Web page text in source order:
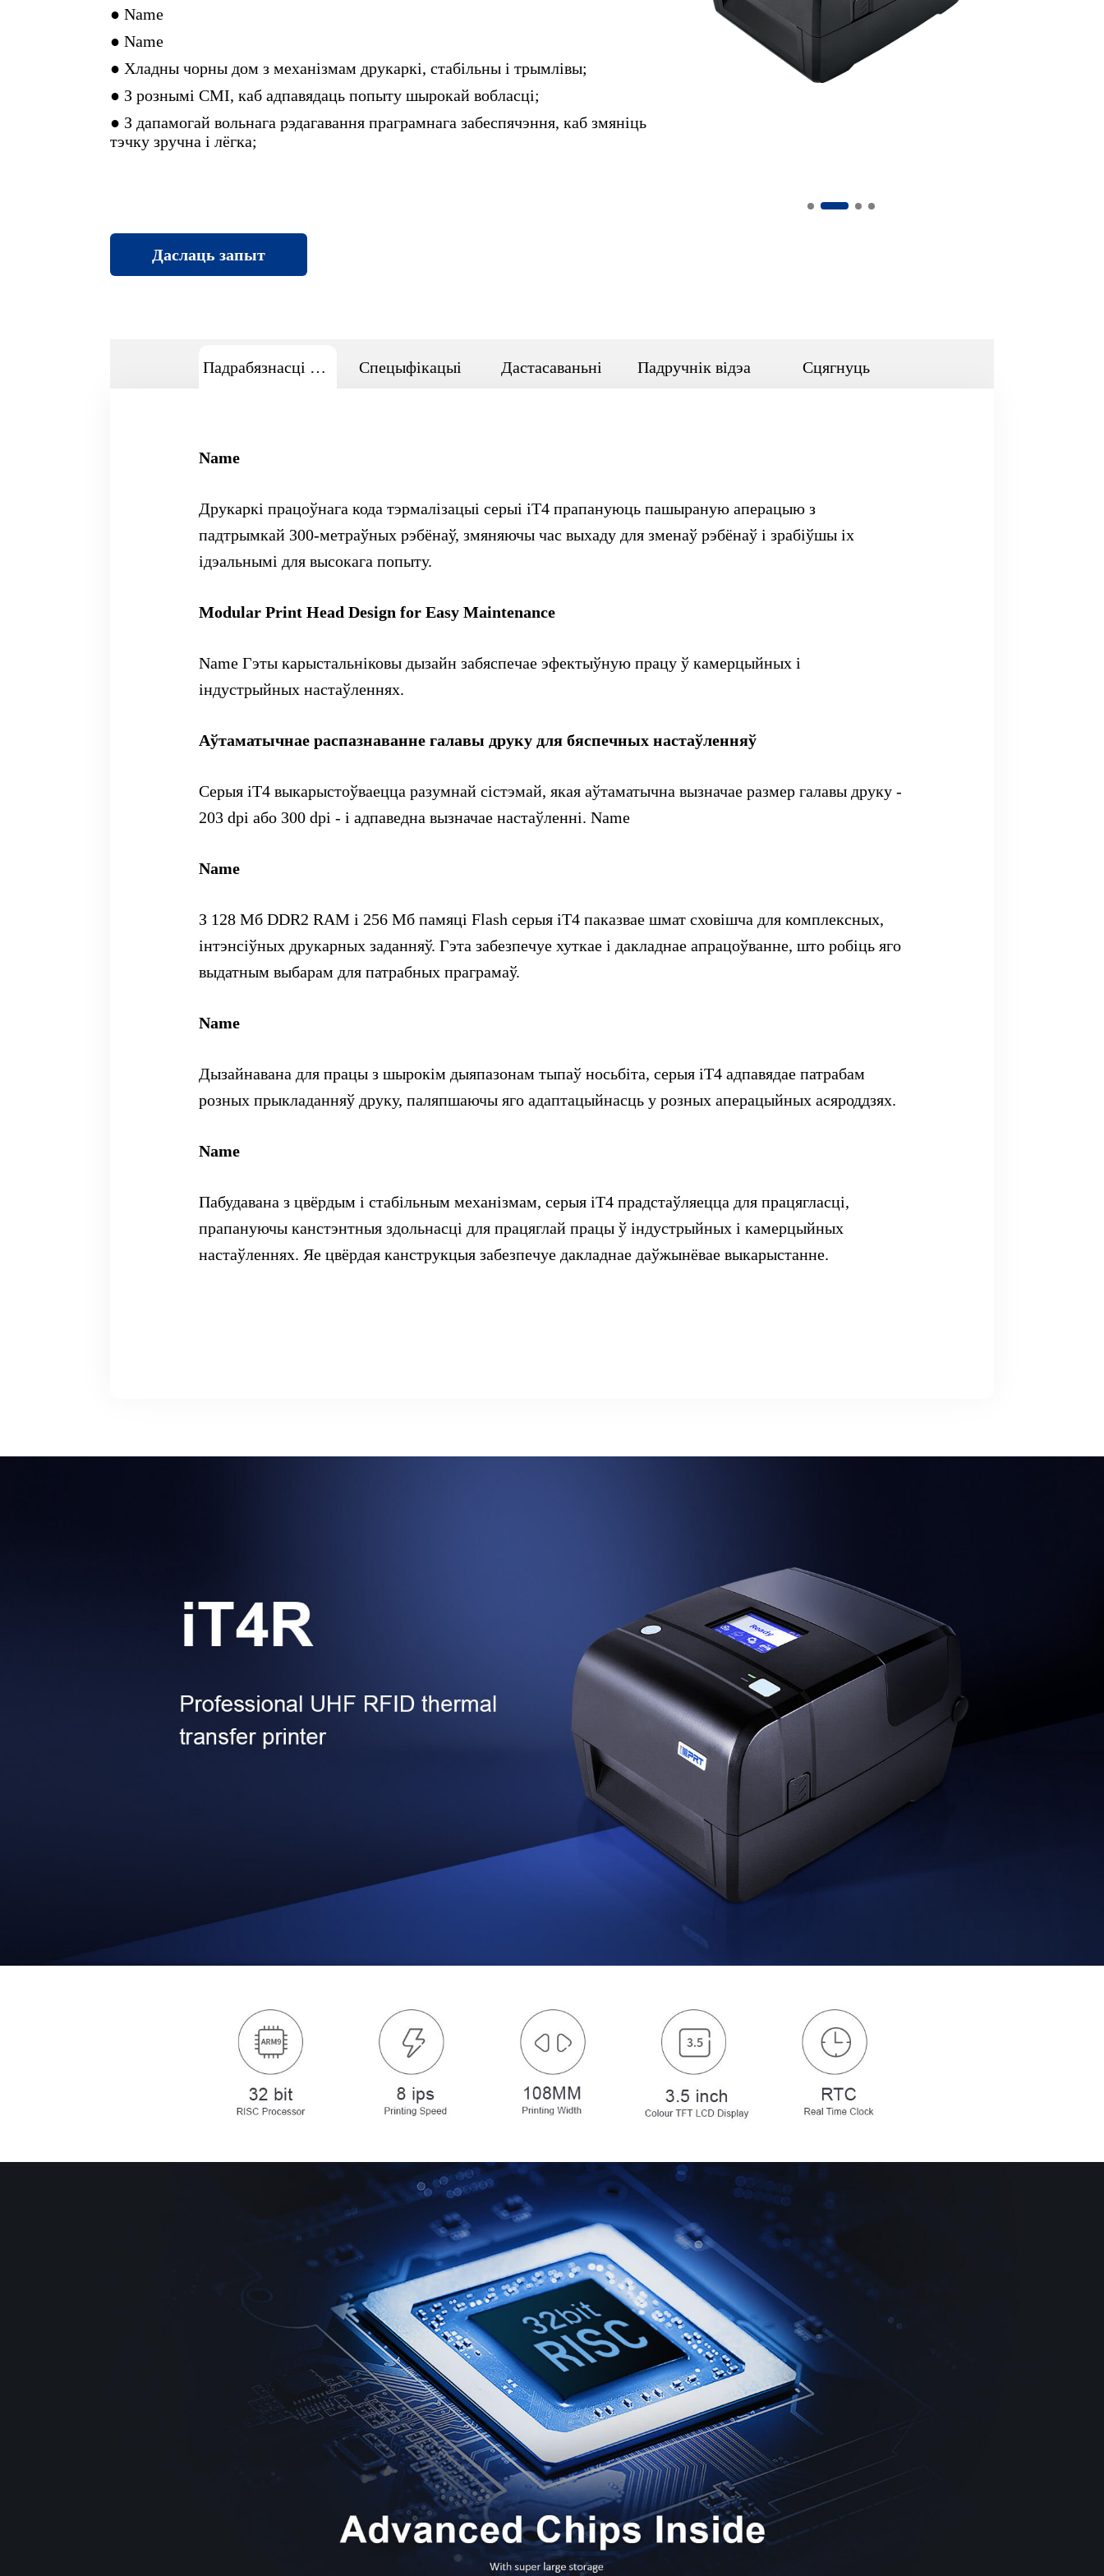
● Name
● Name
● Хладны чорны дом з механізмам друкаркі, стабільны і трымлівы;
● З рознымі СМІ, каб адпавядаць попыту шырокай вобласці;
● З дапамогай вольнага рэдагавання праграмнага забеспячэння, каб змяніць
тэчку зручна і лёгка;
Даслаць запыт
Падрабязнасці старонкі Спецыфікацыі Дастасаваньні Падручнік відэа Сцягнуць
Name
Друкаркі працоўнага кода тэрмалізацыі серыі iT4 прапануюць пашыраную аперацыю з
падтрымкай 300-метраўных рэбёнаў, змяняючы час выхаду для зменаў рэбёнаў і зрабіўшы іх
ідэальнымі для высокага попыту.
Modular Print Head Design for Easy Maintenance
Name Гэты карыстальніковы дызайн забяспечае эфектыўную працу ў камерцыйных і
індустрыйных настаўленнях.
Аўтаматычнае распазнаванне галавы друку для бяспечных настаўленняў
Серыя iT4 выкарыстоўваецца разумнай сістэмай, якая аўтаматычна вызначае размер галавы друку -
203 dpi або 300 dpi - і адпаведна вызначае настаўленні. Name
Name
З 128 Мб DDR2 RAM і 256 Мб памяці Flash серыя iT4 паказвае шмат сховішча для комплексных,
інтэнсіўных друкарных заданняў. Гэта забезпечуе хуткае і дакладнае апрацоўванне, што робіць яго
выдатным выбарам для патрабных праграмаў.
Name
Дызайнавана для працы з шырокім дыяпазонам тыпаў носьбіта, серыя iT4 адпавядае патрабам
розных прыкладанняў друку, паляпшаючы яго адаптацыйнасць у розных аперацыйных асяроддзях.
Name
Пабудавана з цвёрдым і стабільным механізмам, серыя iT4 прадстаўляецца для працягласці,
прапануючы канстэнтныя здольнасці для працяглай працы ў індустрыйных і камерцыйных
настаўленнях. Яе цвёрдая канструкцыя забезпечуе дакладнае даўжынёвае выкарыстанне.